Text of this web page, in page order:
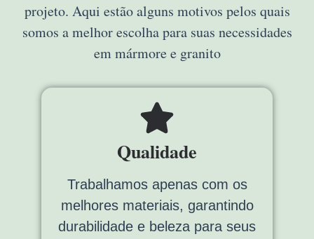
projeto. Aqui estão alguns motivos pelos quais
somos a melhor escolha para suas necessidades
em mármore e granito
Qualidade
Trabalhamos apenas com os
melhores materiais, garantindo
durabilidade e beleza para seus